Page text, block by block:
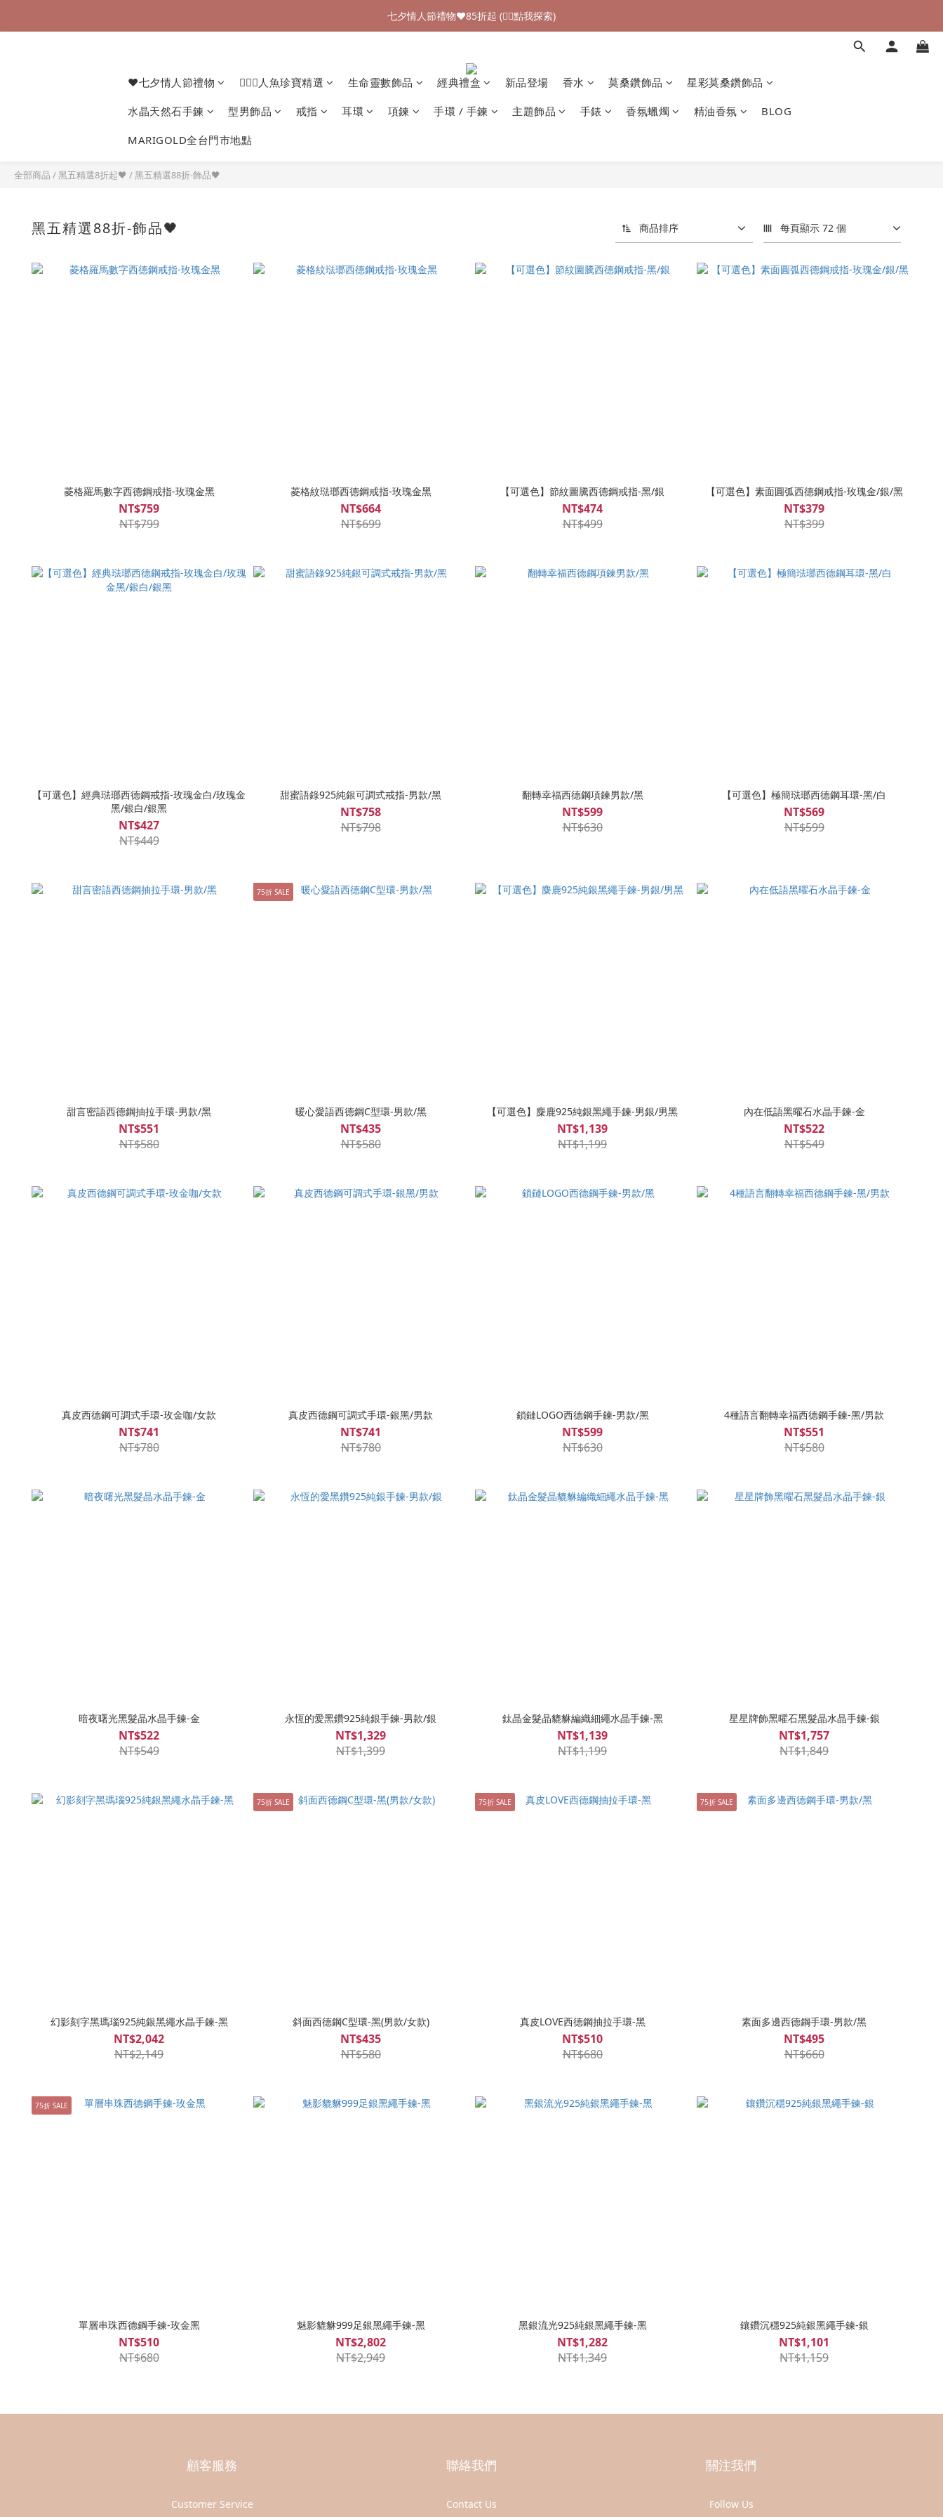
加入新會員領$100購物金💰 (👉🏻點我領取)
七夕情人節禮物❤85折起 (👉🏻點我探索)
❤七夕情人節禮物 🧜🏻‍♀️人魚珍寶精選 生命靈數飾品 經典禮盒 新品登場 香水 莫桑鑽飾品 星彩莫桑鑽飾品
水晶天然石手鍊 型男飾品 戒指 耳環 項鍊 手環 / 手鍊 主題飾品 手錶 香氛蠟燭 精油香氛 BLOG
MARIGOLD全台門市地點
全部商品 /黑五精選8折起🖤 /黑五精選88折-飾品🖤
黑五精選88折-飾品🖤 商品排序 每頁顯示 72 個
菱格羅馬數字西德鋼戒指-玫瑰金黑
NT$759
NT$799
菱格紋琺瑯西德鋼戒指-玫瑰金黑
NT$664
NT$699
【可選色】節紋圖騰西德鋼戒指-黑/銀
NT$474
NT$499
【可選色】素面圓弧西德鋼戒指-玫瑰金/銀/黑
NT$379
NT$399
【可選色】經典琺瑯西德鋼戒指-玫瑰金白/玫瑰金
黑/銀白/銀黑
NT$427
NT$449
甜蜜語錄925純銀可調式戒指-男款/黑
NT$758
NT$798
翻轉幸福西德鋼項鍊男款/黑
NT$599
NT$630
【可選色】極簡琺瑯西德鋼耳環-黑/白
NT$569
NT$599
甜言密語西德鋼抽拉手環-男款/黑
NT$551
NT$580
75折 SALE
暖心愛語西德鋼C型環-男款/黑
NT$435
NT$580
【可選色】麋鹿925純銀黑繩手鍊-男銀/男黑
NT$1,139
NT$1,199
內在低語黑曜石水晶手鍊-金
NT$522
NT$549
真皮西德鋼可調式手環-玫金咖/女款
NT$741
NT$780
真皮西德鋼可調式手環-銀黑/男款
NT$741
NT$780
鎖鏈LOGO西德鋼手鍊-男款/黑
NT$599
NT$630
4種語言翻轉幸福西德鋼手鍊-黑/男款
NT$551
NT$580
暗夜曙光黑髮晶水晶手鍊-金
NT$522
NT$549
永恆的愛黑鑽925純銀手鍊-男款/銀
NT$1,329
NT$1,399
鈦晶金髮晶貔貅編織細繩水晶手鍊-黑
NT$1,139
NT$1,199
星星牌飾黑曜石黑髮晶水晶手鍊-銀
NT$1,757
NT$1,849
幻影刻字黑瑪瑙925純銀黑繩水晶手鍊-黑
NT$2,042
NT$2,149
75折 SALE
斜面西德鋼C型環-黑(男款/女款)
NT$435
NT$580
75折 SALE
真皮LOVE西德鋼抽拉手環-黑
NT$510
NT$680
75折 SALE
素面多邊西德鋼手環-男款/黑
NT$495
NT$660
75折 SALE
單層串珠西德鋼手鍊-玫金黑
NT$510
NT$680
魅影貔貅999足銀黑繩手鍊-黑
NT$2,802
NT$2,949
黑銀流光925純銀黑繩手鍊-黑
NT$1,282
NT$1,349
鑲鑽沉穩925純銀黑繩手鍊-銀
NT$1,101
NT$1,159
顧客服務
Customer Service
聯絡我們
Contact Us
關注我們
Follow Us